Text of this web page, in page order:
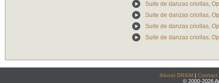
Suite de danzas criollas,
Suite de danzas criollas,
Suite de danzas criollas,
Suite de danzas criollas,
About DRAM | Contact
© 2000-2026